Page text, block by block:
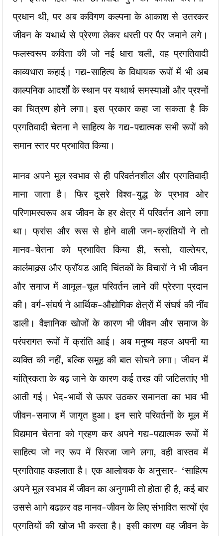
प्रधान थी, पर अब कविगण कल्पना के आकाश से उतरकर
जीवन के यथार्थ से प्रेरणा लेकर धरती पर पैर जमाने लगे।
फलस्वरूप कविता की जो नई धारा चली, वह प्रगतिवादी
काव्यधारा कहाई। गद्य-साहित्य के विधायक रूपों में भी अब
काल्पनिक आदर्शों के स्थान पर यथार्थ समस्याओं और प्रश्नों
का चित्रण होने लगा। इस प्रकार कहा जा सकता है कि
प्रगतिवादी चेतना ने साहित्य के गद्य-पद्यात्मक सभी रूपों को
समान स्तर पर प्रभावित किया।
मानव अपने मूल स्वभाव से ही परिवर्तनशील और प्रगतिवादी
माना जाता है। फिर दूसरे विश्व-युद्ध के प्रभाव ओर
परिणामस्वरूप अब जीवन के हर क्षेत्र में परिवर्तन आने लगा
था। फ्रांस और रूस से होने वाली जन-क्रांतियों ने तो
मानव-चेतना को प्रभावित किया ही, रूसो, वाल्तेयर,
कार्लमाक्र्स और फ्रॉयड आदि चिंतकों के विचारों ने भी जीवन
और समाज में आमूल-चूल परिवर्तन लाने की प्रेरणा प्रदान
की। वर्ग-संघर्ष ने आर्थिक-औद्योगिक क्षेत्रों में संघर्ष की नींव
डाली। वैज्ञानिक खोजों के कारण भी जीवन और समाज के
परंपरागत रूपों में क्रांति आई। अब मनुष्य महज अपनी या
व्यक्ति की नहीं, बल्कि समूह की बात सोचने लगा। जीवन में
यांत्रिकता के बढ़ जाने के कारण कई तरह की जटिलतांए भी
आती गई। भेद-भावों से ऊपर उठकर समानता का भाव भी
जीवन-समाज में जागृत हुआ। इन सारे परिवर्तनों के मूल में
विद्यमान चेतना को ग्रहण कर अपने गद्य-पद्यात्मक रूपों में
साहित्य जो नए रूप में सिरजा जाने लगा, वही वास्तव में
प्रगतिवाह कहलाता है। एक आलोचक के अनुसार- ‘साहित्य
अपने मूल स्वभाव में जीवन का अनुगामी तो होता ही है, कई बार
उससे आगे बढक़र वह मानव-जीवन के लिए संभावित सत्यों एंव
प्रगतियों की खोज भी करता है। इसी कारण वह जीवन के